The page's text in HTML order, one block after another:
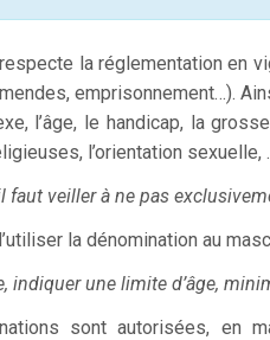
la réglementation en
emprisonnement…).
l’âge, le handicap, la
l’orientation sexuelle,
faut veiller à ne pas
la dénomination au
indiquer une limite d’âge,
sont autorisées, en